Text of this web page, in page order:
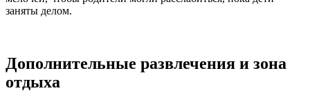
заняты делом.
Дополнительные развлечения и зона
отдыха